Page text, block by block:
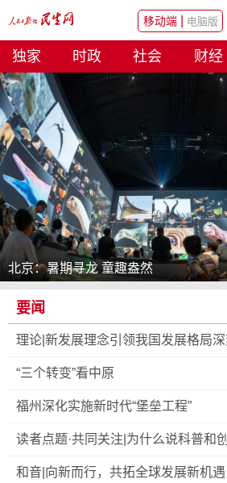
移动端 电脑版
独家 时政 社会 财经
北京：暑期寻龙 童趣盎然
要闻
理论|新发展理念引领我国发展格局
“三个转变”看中原
福州深化实施新时代“堡垒工程”
读者点题·共同关注|为什么说科普和
和音|向新而行，共拓全球发展新机遇